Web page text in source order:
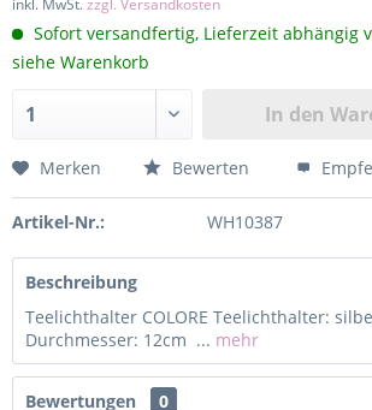
inkl. MwSt.zzgl. Versandkosten
Sofort versandfertig, Lieferzeit abhängig
siehe Warenkorb
In den
Merken Bewerten
Artikel-Nr.: WH10387
Beschreibung
Teelichthalter COLORE Teelichthalter:
Durchmesser: 12cm ... mehr
Bewertungen
0